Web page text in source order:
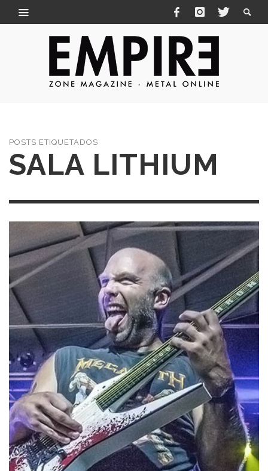
POSTS ETIQUETADOS
SALA LITHIUM